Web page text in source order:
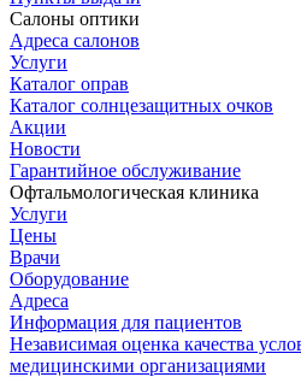
Салоны оптики
Адреса салонов
Услуги
Каталог оправ
Каталог солнцезащитных очков
Акции
Новости
Гарантийное обслуживание
Офтальмологическая клиника
Услуги
Цены
Врачи
Оборудование
Адреса
Информация для пациентов
Независимая оценка качества
медицинскими организациями